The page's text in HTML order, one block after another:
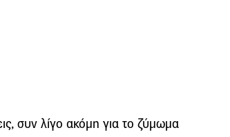
συν λίγο ακόμη για το ζύμωμα